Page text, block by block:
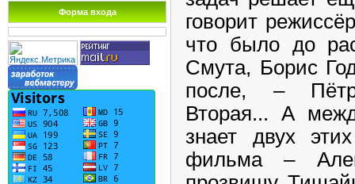
Форма входа
говорит
что было до
Смута, Борис
после, –
Вторая... А
знает двух
фильма –